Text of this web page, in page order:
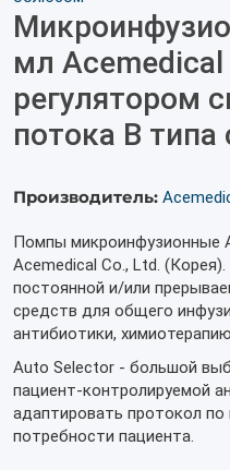
мл
регулятором
потока B
Производитель:
Помпы микроинфузионные
Acemedical Co., Ltd.
постоянной и/или
средств для общего
антибиотики,
Auto Selector - большой
пациент-контролируемой
адаптировать протокол
потребности пациента.